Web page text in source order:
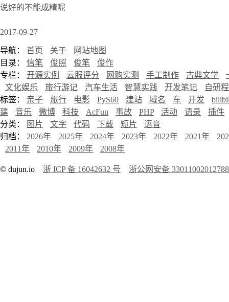
说好的不能成精呢
2017-09-27
导航： 首页 关于
网站地图
目录： 信笔 俊照 俊笔
俊作
专栏： 开源实例 云服评分 网购实测 手工制作 古典文学
文化娱乐
旅行游记 汽车生活 智慧实践 开发笔记
自研
标签： 亲子 旅行 电影 PyS60 建站 域名 车 开发
建
音乐 微博 科技 AcFun 事故 PHP 活动 语录
插件
分类：
图片 文字 代码 下载 短片
语音
归档： 2026年 2025年 2024年 2023年 2022年 2021年
2011年
2010年 2009年 2008年
© dujun.io 浙 ICP 备 16042632 号 浙公网安备